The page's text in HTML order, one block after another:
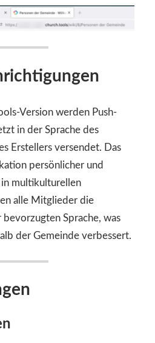
Version werden Push-
in der Sprache des
Erstellers versendet. Das
persönlicher und
multikulturellen
alle Mitglieder die
Sprache, was
der Gemeinde verbessert.